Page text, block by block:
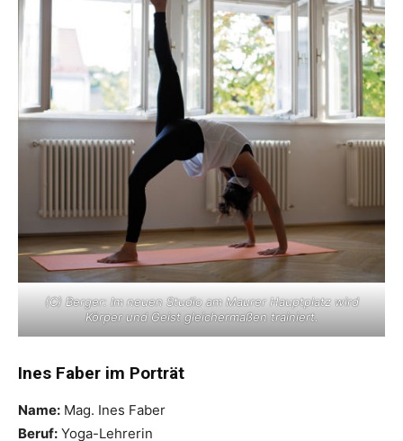
(C) Berger: Im neuen Studio am Maurer Hauptplatz wird
Körper und Geist gleichermaßen trainiert.
Ines Faber im Porträt
Name: Mag. Ines Faber
Beruf: Yoga-Lehrerin